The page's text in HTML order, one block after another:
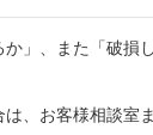
」、また「破損
、お客様相談室